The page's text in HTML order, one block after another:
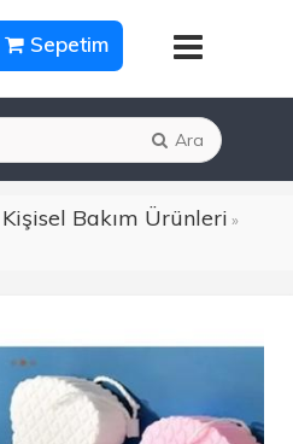
Sepetim
Ara
Kişisel Bakım Ürünleri »